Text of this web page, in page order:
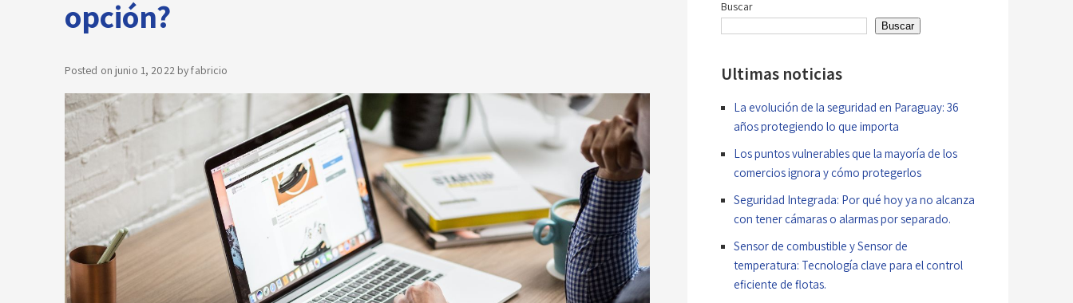
opción?
Posted onjunio 1, 2022byfabricio
Buscar
Buscar
Ultimas noticias
La evolución de la seguridad en Paraguay: 36
años protegiendo lo que importa
Los puntos vulnerables que la mayoría de los
comercios ignora y cómo protegerlos
Seguridad Integrada: Por qué hoy ya no alcanza
con tener cámaras o alarmas por separado.
Sensor de combustible y Sensor de
temperatura: Tecnología clave para el control
eficiente de flotas.